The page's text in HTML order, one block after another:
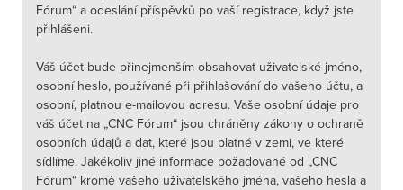
Fórum“ a odeslání příspěvků po vaší registrace, když jste
přihlášeni.
Váš účet bude přinejmenším obsahovat uživatelské jméno,
osobní heslo, používané při přihlašování do vašeho účtu, a
osobní, platnou e-mailovou adresu. Vaše osobní údaje pro
váš účet na „CNC Fórum“ jsou chráněny zákony o ochraně
osobních údajů a dat, které jsou platné v zemi, ve které
sídlíme. Jakékoliv jiné informace požadované od „CNC
Fórum“ kromě vašeho uživatelského jména, vašeho hesla a